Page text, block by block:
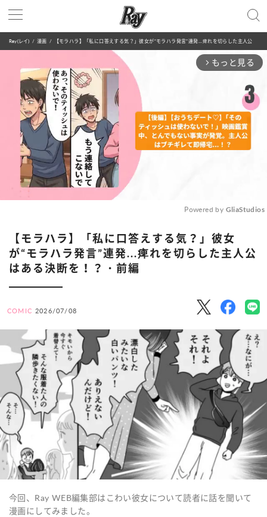
Ray(レイ) 漫画 【モラハラ】「私に口答えする気？」彼女が“モラハラ発言”連発...痺れを切らした主人公はある決断を！？・前編
arrow_forward_ios もっと見る
Mute
Powered by GliaStudios
【モラハラ】「私に口答えする気？」彼女
が“モラハラ発言”連発...痺れを切らした主人公
はある決断を！？・前編
COMIC 2026/07/08
今回、Ray WEB編集部はこわい彼女について読者に話を聞いて
漫画にしてみました。